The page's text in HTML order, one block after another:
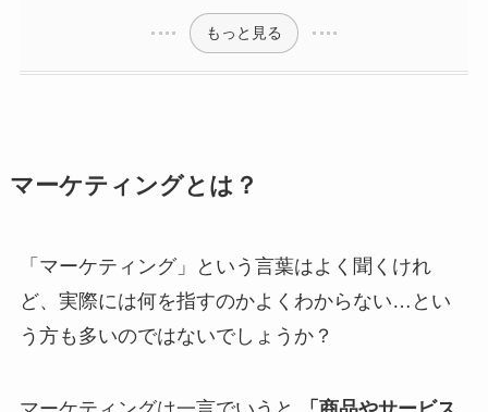
もっと見る
マーケティングとは？
「マーケティング」という言葉はよく聞くけれ
ど、実際には何を指すのかよくわからない…とい
う方も多いのではないでしょうか？